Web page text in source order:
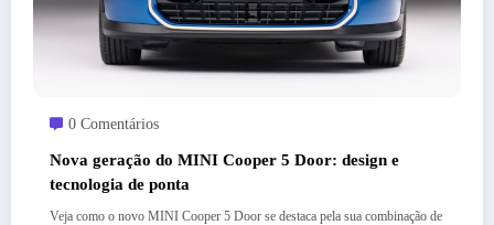
0 Comentários
Nova geração do MINI Cooper 5 Door: design e
tecnologia de ponta
Veja como o novo MINI Cooper 5 Door se destaca pela sua combinação de